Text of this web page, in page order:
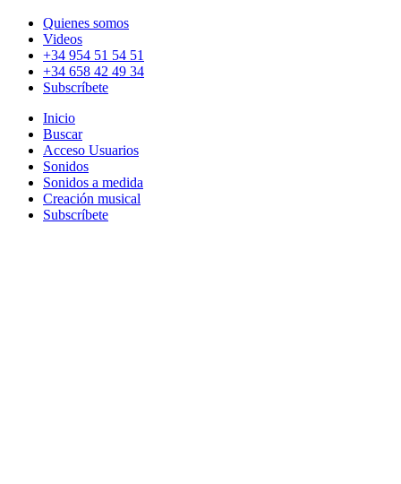
Quienes somos
Videos
+34 954 51 54 51
+34 658 42 49 34
Subscríbete
Inicio
Buscar
Acceso Usuarios
Sonidos
Sonidos a medida
Creación musical
Subscríbete